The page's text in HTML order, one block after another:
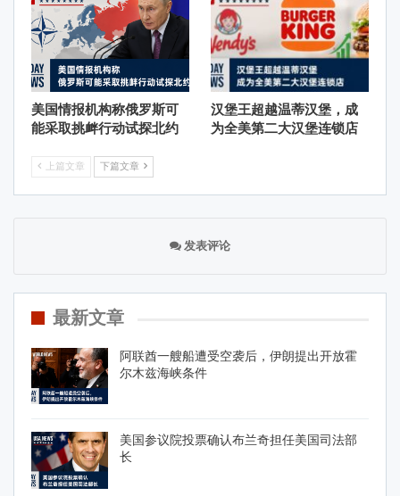
美国情报机构称俄罗斯可
能采取挑衅行动试探北约
汉堡王超越温蒂汉堡，成
为全美第二大汉堡连锁店
上篇文章 下篇文章
发表评论
最新文章
阿联酋一艘船遭受空袭后，伊朗提出开放霍
尔木兹海峡条件
美国参议院投票确认布兰奇担任美国司法部
长